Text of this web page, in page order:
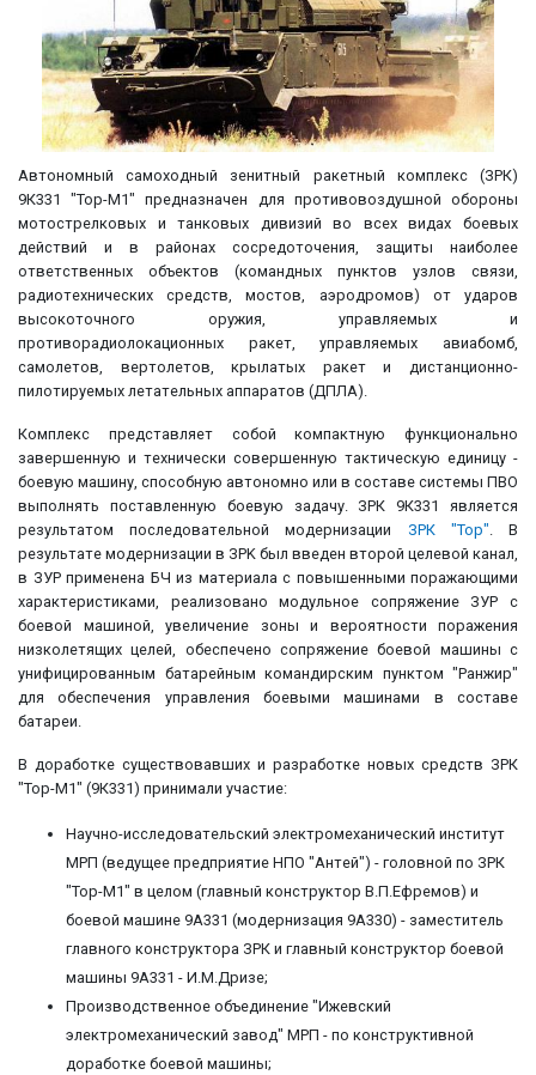
Автономный самоходный зенитный ракетный комплекс (ЗРК)
9К331 "Тор-М1" предназначен для противовоздушной обороны
мотострелковых и танковых дивизий во всех видах боевых
действий и в районах сосредоточения, защиты наиболее
ответственных объектов (командных пунктов узлов связи,
радиотехнических средств, мостов, аэродромов) от ударов
высокоточного оружия, управляемых и
противорадиолокационных ракет, управляемых авиабомб,
самолетов, вертолетов, крылатых ракет и дистанционно-
пилотируемых летательных аппаратов (ДПЛА).
Комплекс представляет собой компактную функционально
завершенную и технически совершенную тактическую единицу -
боевую машину, способную автономно или в составе системы ПВО
выполнять поставленную боевую задачу. ЗРК 9К331 является
результатом последовательной модернизации ЗРК "Тор". В
результате модернизации в ЗPK был введен второй целевой канал,
в ЗУР применена БЧ из материала с повышенными поражающими
характеристиками, реализовано модульное сопряжение ЗУР с
боевой машиной, увеличение зоны и вероятности поражения
низколетящих целей, обеспечено сопряжение боевой машины с
унифицированным батарейным командирским пунктом "Ранжир"
для обеспечения управления боевыми машинами в составе
батареи.
В доработке существовавших и разработке новых средств ЗРК
"Тор-М1" (9К331) принимали участие:
Научно-исследовательский электромеханический институт
МРП (ведущее предприятие НПО "Антей") - головной по ЗРК
"Тор-М1" в целом (главный конструктор В.П.Ефремов) и
боевой машине 9А331 (модернизация 9А330) - заместитель
главного конструктора ЗРК и главный конструктор боевой
машины 9А331 - И.М.Дризе;
Производственное объединение "Ижевский
электромеханический завод" МРП - по конструктивной
доработке боевой машины;